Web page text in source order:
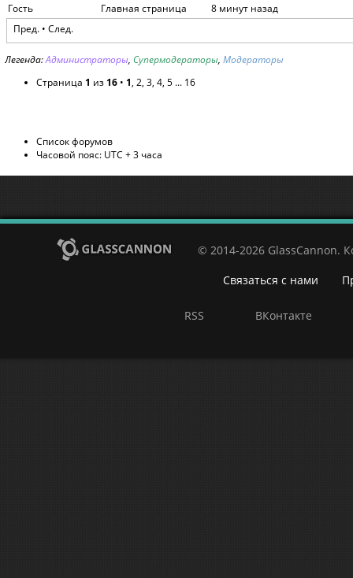
Гость
Главная страница
8 минут назад
Пред. • След.
Легенда:Администраторы, Супермодераторы, Модераторы
Страница 1 из 16 • 1, 2, 3, 4, 5 ... 16
Список форумов
Часовой пояс: UTC + 3 часа
© 2014-2026 GlassCannon.
Связаться с нами
RSS ВКонтакте